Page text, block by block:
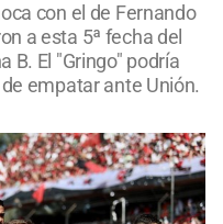
con el de Fernando
a esta 5ª fecha del
B. El "Gringo" podría
empatar ante Unión.